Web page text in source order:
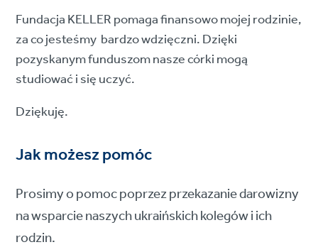
Fundacja KELLER pomaga finansowo mojej rodzinie,
za co jesteśmy bardzo wdzięczni. Dzięki
pozyskanym funduszom nasze córki mogą
studiować i się uczyć.
Dziękuję.
Jak możesz pomóc
Prosimy o pomoc poprzez przekazanie darowizny
na wsparcie naszych ukraińskich kolegów i ich
rodzin.